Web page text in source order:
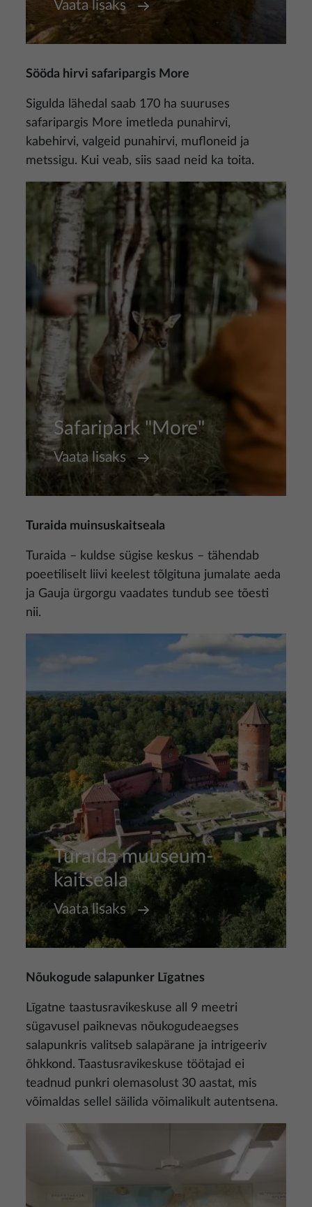
Vaata lisaks
Sööda hirvi safaripargis More
Sigulda lähedal saab 170 ha suuruses
safaripargis More imetleda punahirvi,
kabehirvi, valgeid punahirvi, mufloneid ja
metssigu. Kui veab, siis saad neid ka toita.
Safaripark "More"
Vaata lisaks
Turaida muinsuskaitseala
Turaida – kuldse sügise keskus – tähendab
poeetiliselt liivi keelest tõlgituna jumalate aeda
ja Gauja ürgorgu vaadates tundub see tõesti
nii.
Turaida muuseum-
kaitseala
Vaata lisaks
Nõukogude salapunker Līgatnes
Līgatne taastusravikeskuse all 9 meetri
sügavusel paiknevas nõukogudeaegses
salapunkris valitseb salapärane ja intrigeeriv
õhkkond. Taastusravikeskuse töötajad ei
teadnud punkri olemasolust 30 aastat, mis
võimaldas sellel säilida võimalikult autentsena.